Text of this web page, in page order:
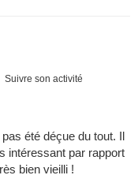
Suivre son activité
été déçue du tout. Il
intéressant par rapport
bien vieilli !